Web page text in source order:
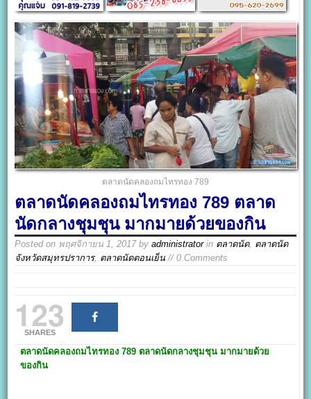
ตลาดนัดคลองถมไทรทอง 789
ตลาดนัดคลองถมไทรทอง 789 ตลาด
นัดกลางชุมชุน มากมายด้วยของกิน
Posted on พฤศจิกายน 1, 2017byadministratorin ตลาดนัด, ตลาดนัด
จังหวัดสมุทรปราการ, ตลาดนัดตอนเย็น // 0 Comments
123
SHARES
ตลาดนัดคลองถมไทรทอง 789 ตลาดนัดกลางชุมชุน มากมายด้วย
ของกิน